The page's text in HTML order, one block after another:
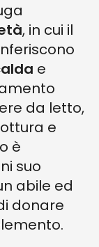
, in cui il
e
da letto,
e
è
suo
abile ed
donare